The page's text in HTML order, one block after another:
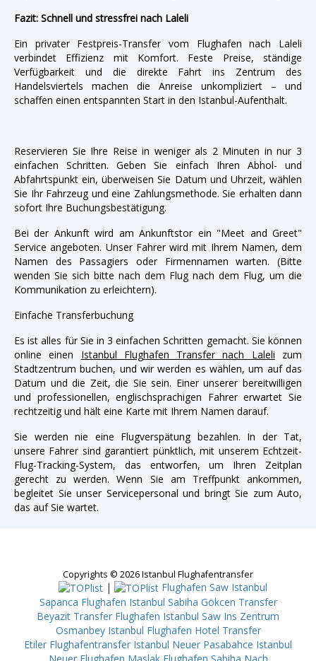
Fazit: Schnell und stressfrei nach Laleli
Ein privater Festpreis-Transfer vom Flughafen nach Laleli
verbindet Effizienz mit Komfort. Feste Preise, ständige
Verfügbarkeit und die direkte Fahrt ins Zentrum des
Handelsviertels machen die Anreise unkompliziert – und
schaffen einen entspannten Start in den Istanbul-Aufenthalt.
Reservieren Sie Ihre Reise in weniger als 2 Minuten in nur 3
einfachen Schritten. Geben Sie einfach Ihren Abhol- und
Abfahrtspunkt ein, überweisen Sie Datum und Uhrzeit, wählen
Sie Ihr Fahrzeug und eine Zahlungsmethode. Sie erhalten dann
sofort Ihre Buchungsbestätigung.
Bei der Ankunft wird am Ankunftstor ein "Meet and Greet"
Service angeboten. Unser Fahrer wird mit Ihrem Namen, dem
Namen des Passagiers oder Firmennamen warten. (Bitte
wenden Sie sich bitte nach dem Flug nach dem Flug, um die
Kommunikation zu erleichtern).
Einfache Transferbuchung
Es ist alles für Sie in 3 einfachen Schritten gemacht. Sie können
online einen Istanbul Flughafen Transfer nach Laleli zum
Stadtzentrum buchen, und wir werden es wählen, um auf das
Datum und die Zeit, die Sie sein. Einer unserer bereitwilligen
und professionellen, englischsprachigen Fahrer erwartet Sie
rechtzeitig und hält eine Karte mit Ihrem Namen darauf.
Sie werden nie eine Flugverspätung bezahlen. In der Tat,
unsere Fahrer sind garantiert pünktlich, mit unserem Echtzeit-
Flug-Tracking-System, das entworfen, um Ihren Zeitplan
gerecht zu werden. Wenn Sie am Treffpunkt ankommen,
begleitet Sie unser Servicepersonal und bringt Sie zum Auto,
das auf Sie wartet.
Copyrights © 2026 Istanbul Flughafentransfer
|
Flughafen Saw Istanbul
Sapanca Flughafen Istanbul Sabiha Gökcen Transfer
Beyazit Transfer Flughafen Istanbul Saw Ins Zentrum
Osmanbey Istanbul Flughafen Hotel Transfer
Etiler Flughafentransfer Istanbul Neuer Pasabahce Istanbul